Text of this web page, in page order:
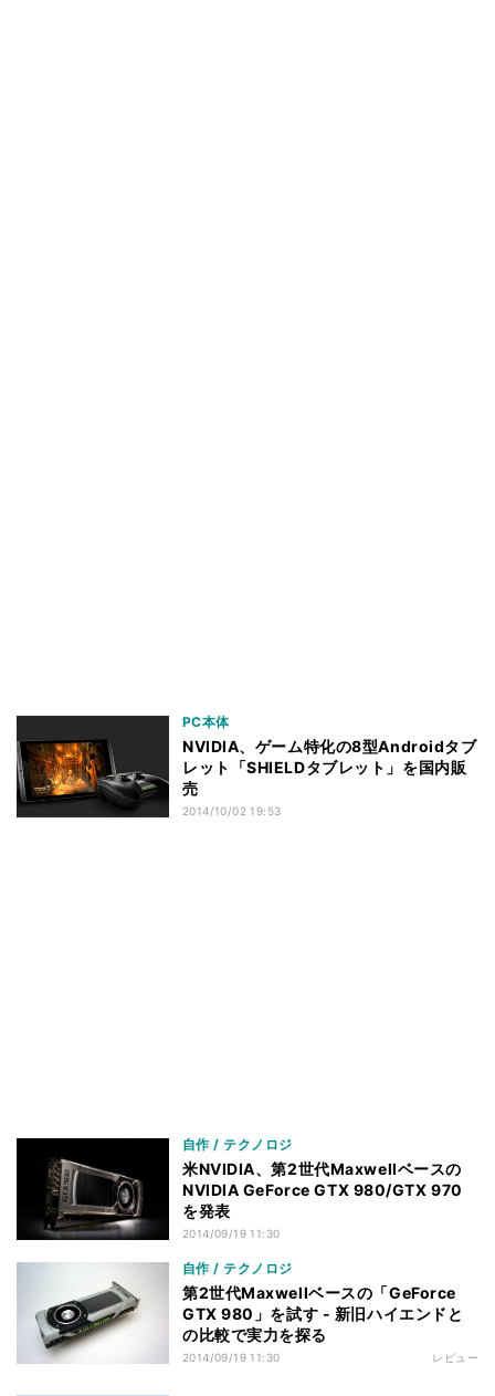
PC本体
NVIDIA、ゲーム特化の8型Androidタブ
レット「SHIELDタブレット」を国内販
売
2014/10/02 19:53
自作 / テクノロジ
米NVIDIA、第2世代Maxwellベースの
NVIDIA GeForce GTX 980/GTX 970
を発表
2014/09/19 11:30
自作 / テクノロジ
第2世代Maxwellベースの「GeForce
GTX 980」を試す - 新旧ハイエンドと
の比較で実力を探る
2014/09/19 11:30 レビュー